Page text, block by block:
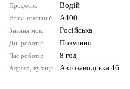
Професія: Водій
Назва компанії: A400
Знання мов: Російська
Дні роботи: Позмінно
Час роботи: 8 год
Адреса, вулиця: Автозаводська 46